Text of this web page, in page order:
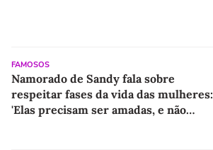
FAMOSOS
Namorado de Sandy fala sobre
respeitar fases da vida das mulheres:
'Elas precisam ser amadas, e não